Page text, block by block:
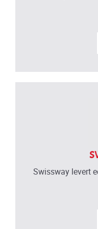
Swissway levert